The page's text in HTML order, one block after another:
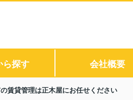
ら探す 会社概要
賃貸管理は正木屋にお任せください